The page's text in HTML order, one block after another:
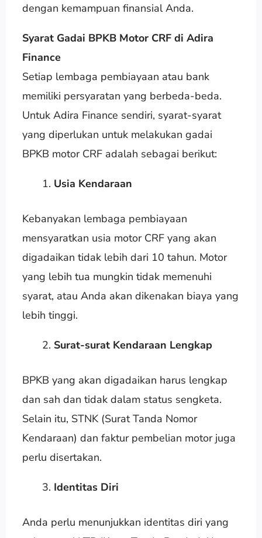
dengan kemampuan finansial Anda.
Syarat Gadai BPKB Motor CRF di Adira
Finance
Setiap lembaga pembiayaan atau bank
memiliki persyaratan yang berbeda-beda.
Untuk Adira Finance sendiri, syarat-syarat
yang diperlukan untuk melakukan gadai
BPKB motor CRF adalah sebagai berikut:
Usia Kendaraan
Kebanyakan lembaga pembiayaan
mensyaratkan usia motor CRF yang akan
digadaikan tidak lebih dari 10 tahun. Motor
yang lebih tua mungkin tidak memenuhi
syarat, atau Anda akan dikenakan biaya yang
lebih tinggi.
Surat-surat Kendaraan Lengkap
BPKB yang akan digadaikan harus lengkap
dan sah dan tidak dalam status sengketa.
Selain itu, STNK (Surat Tanda Nomor
Kendaraan) dan faktur pembelian motor juga
perlu disertakan.
Identitas Diri
Anda perlu menunjukkan identitas diri yang